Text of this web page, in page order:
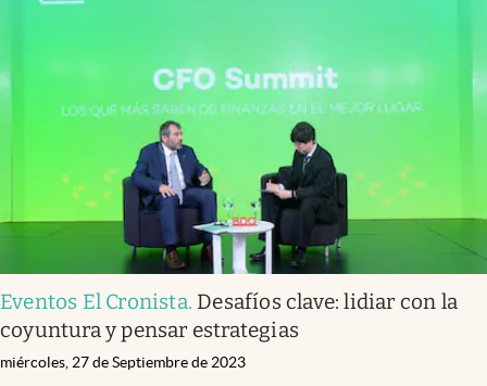
Eventos El Cronista. Desafíos clave: lidiar con la
coyuntura y pensar estrategias
miércoles, 27 de Septiembre de 2023